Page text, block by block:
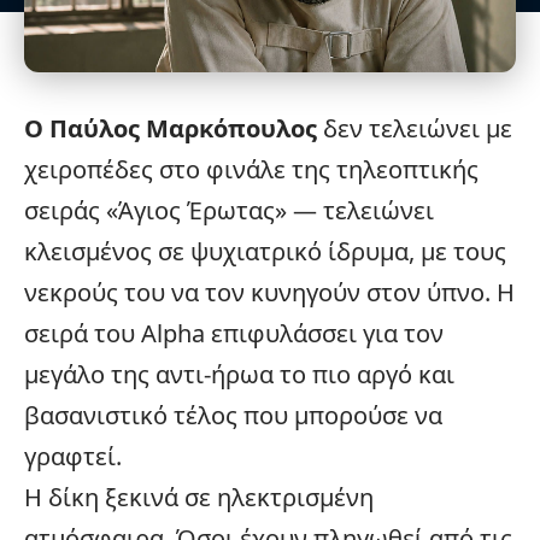
Ο Παύλος Μαρκόπουλος δεν τελειώνει με
χειροπέδες στο φινάλε της τηλεοπτικής
σειράς «Άγιος Έρωτας» — τελειώνει
κλεισμένος σε ψυχιατρικό ίδρυμα, με τους
νεκρούς του να τον κυνηγούν στον ύπνο. Η
σειρά του Alpha επιφυλάσσει για τον
μεγάλο της αντι-ήρωα το πιο αργό και
βασανιστικό τέλος που μπορούσε να
γραφτεί.
Η δίκη ξεκινά σε ηλεκτρισμένη